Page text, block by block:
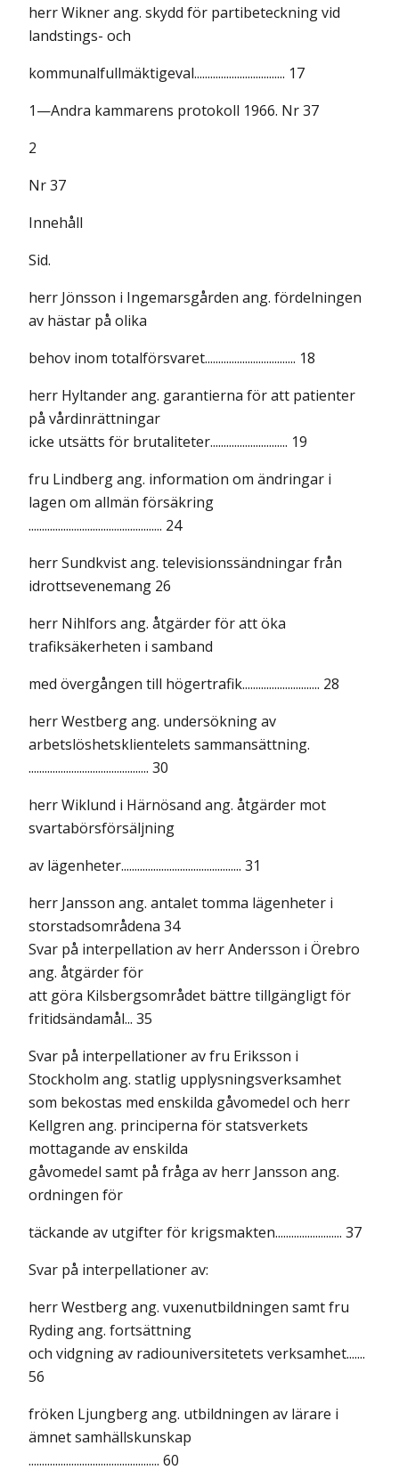
herr Wikner ang. skydd för partibeteckning vid
landstings- och
kommunalfullmäktigeval.................................. 17
1—Andra kammarens protokoll 1966. Nr 37
2
Nr 37
Innehåll
Sid.
herr Jönsson i Ingemarsgården ang. fördelningen
av hästar på olika
behov inom totalförsvaret.................................. 18
herr Hyltander ang. garantierna för att patienter
på vårdinrättningar
icke utsätts för brutaliteter............................. 19
fru Lindberg ang. information om ändringar i
lagen om allmän försäkring
.................................................. 24
herr Sundkvist ang. televisionssändningar från
idrottsevenemang 26
herr Nihlfors ang. åtgärder för att öka
trafiksäkerheten i samband
med övergången till högertrafik............................. 28
herr Westberg ang. undersökning av
arbetslöshetsklientelets sammansättning.
............................................. 30
herr Wiklund i Härnösand ang. åtgärder mot
svartabörsförsäljning
av lägenheter............................................. 31
herr Jansson ang. antalet tomma lägenheter i
storstadsområdena 34
Svar på interpellation av herr Andersson i Örebro
ang. åtgärder för
att göra Kilsbergsområdet bättre tillgängligt för
fritidsändamål... 35
Svar på interpellationer av fru Eriksson i
Stockholm ang. statlig upplysningsverksamhet
som bekostas med enskilda gåvomedel och herr
Kellgren ang. principerna för statsverkets
mottagande av enskilda
gåvomedel samt på fråga av herr Jansson ang.
ordningen för
täckande av utgifter för krigsmakten......................... 37
Svar på interpellationer av:
herr Westberg ang. vuxenutbildningen samt fru
Ryding ang. fortsättning
och vidgning av radiouniversitetets verksamhet.......
56
fröken Ljungberg ang. utbildningen av lärare i
ämnet samhällskunskap
................................................. 60